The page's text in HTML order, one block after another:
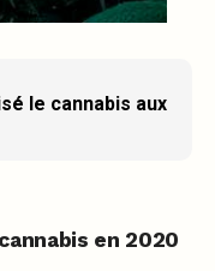
le cannabis aux
en 2020